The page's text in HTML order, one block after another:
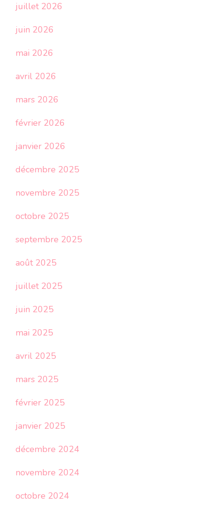
juillet 2026
juin 2026
mai 2026
avril 2026
mars 2026
février 2026
janvier 2026
décembre 2025
novembre 2025
octobre 2025
septembre 2025
août 2025
juillet 2025
juin 2025
mai 2025
avril 2025
mars 2025
février 2025
janvier 2025
décembre 2024
novembre 2024
octobre 2024